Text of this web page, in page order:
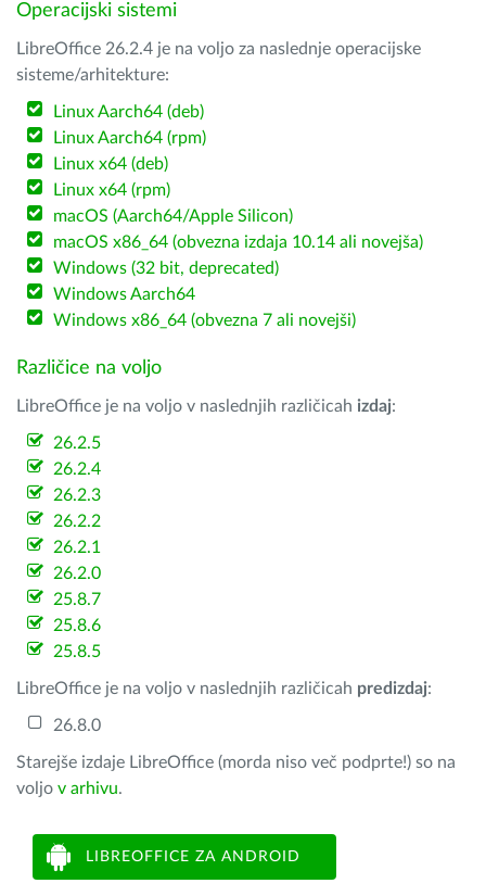
Operacijski sistemi
LibreOffice 26.2.4 je na voljo za naslednje operacijske
sisteme/arhitekture:
Linux Aarch64 (deb)
Linux Aarch64 (rpm)
Linux x64 (deb)
Linux x64 (rpm)
macOS (Aarch64/Apple Silicon)
macOS x86_64 (obvezna izdaja 10.14 ali novejša)
Windows (32 bit, deprecated)
Windows Aarch64
Windows x86_64 (obvezna 7 ali novejši)
Različice na voljo
LibreOffice je na voljo v naslednjih različicah izdaj:
26.2.5
26.2.4
26.2.3
26.2.2
26.2.1
26.2.0
25.8.7
25.8.6
25.8.5
LibreOffice je na voljo v naslednjih različicah predizdaj:
26.8.0
Starejše izdaje LibreOffice (morda niso več podprte!) so na
voljo v arhivu.
LIBREOFFICE ZA ANDROID